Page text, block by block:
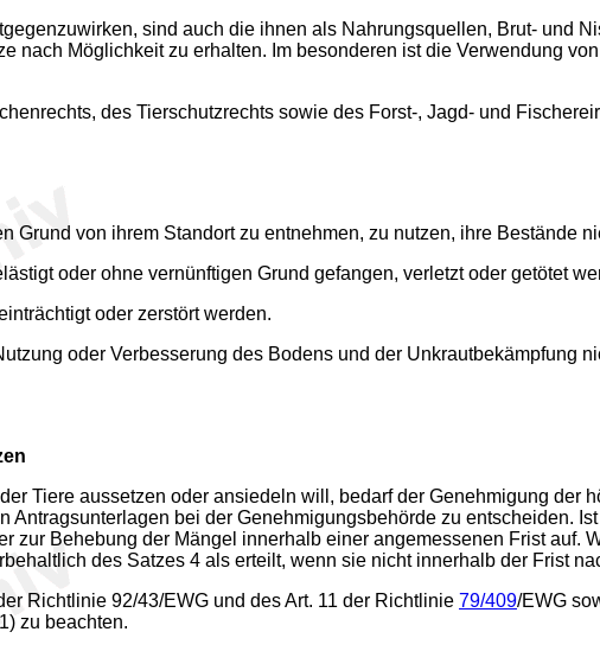
sind auch die ihnen als Nahrungsquellen, Brut- und
nach Möglichkeit zu erhalten. Im besonderen ist die Verwendung
des Tierschutzrechts sowie des Forst-, Jagd- und
Grund von ihrem Standort zu entnehmen, zu nutzen, ihre Bestände
oder ohne vernünftigen Grund gefangen, verletzt oder getötet
oder zerstört werden.
oder Verbesserung des Bodens und der Unkrautbekämpfung
Tiere aussetzen oder ansiedeln will, bedarf der Genehmigung der
bei der Genehmigungsbehörde zu entscheiden.
zur Behebung der Mängel innerhalb einer angemessenen Frist auf.
des Satzes 4 als erteilt, wenn sie nicht innerhalb der Frist
Richtlinie 92/43/EWG und des Art. 11 der Richtlinie 79/409/EWG
zu beachten.